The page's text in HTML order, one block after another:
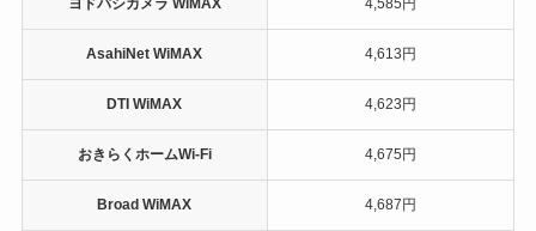
AsahiNet WiMAX 4,613円
DTI WiMAX 4,623円
おきらくホームWi-Fi 4,675円
Broad WiMAX 4,687円